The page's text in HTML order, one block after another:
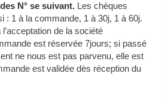
N° se suivant. Les chèques
: 1 à la commande, 1 à 30j, 1 à 60j.
de la société
est réservée 7jours; si passé
ne nous est pas parvenu, elle est
est validée dès réception du